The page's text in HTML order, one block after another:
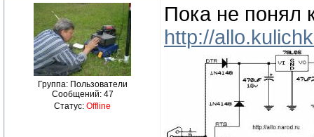
Группа: Пользователи
Сообщений: 47
Статус: Offline
Пока не понял
http://